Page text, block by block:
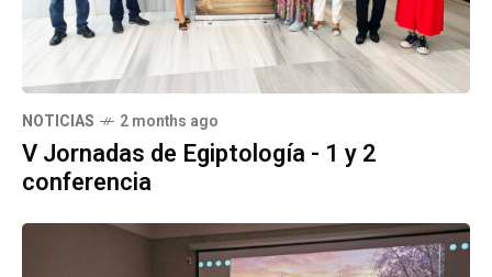
NOTICIAS 2 months ago
V Jornadas de Egiptología - 1 y 2
conferencia